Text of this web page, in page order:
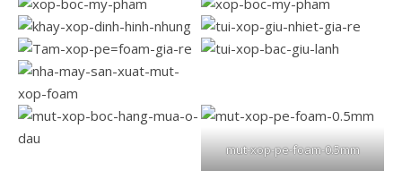
mut-xop-pe-foam-0.5mm